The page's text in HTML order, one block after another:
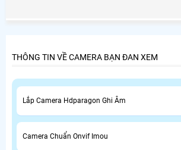
THÔNG TIN VỀ CAMERA BẠN ĐAN XEM
Lắp Camera Hdparagon Ghi Âm
Camera Chuẩn Onvif Imou